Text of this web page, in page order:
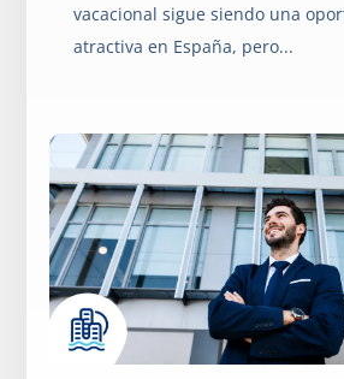
vacacional sigue siendo una
atractiva en España, pero...